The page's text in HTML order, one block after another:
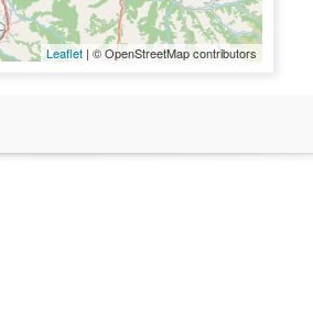
Leaflet | © OpenStreetMap contributors